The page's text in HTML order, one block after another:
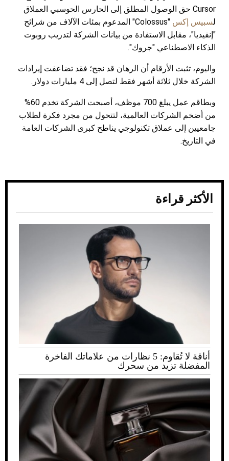
Cursor حق الوصول المطلق إلى الحارس الحوسبي العملاق
لسبيس إكس
"Colossus" المدعوم بمئات الآلاف من شرائح
"إنفيديا"، مقابل الاستفادة من بيانات الشركة لتدريب روبوت
الذكاء الاصطناعي "جروك".
واليوم، تثبت الأرقام أن الرهان قد نجح؛ فقد تضاعفت إيرادات
الشركة خلال ثلاثة أشهر فقط لتصل إلى 4 مليارات دولار.
وبطاقم عمل يبلغ 700 موظف، أصبحت الشركة تخدم 60%
من أضخم الشركات العالمية، لتتحول من مجرد فكرة لطلاب
جامعيين إلى عملاق تكنولوجي يناطح كبرى الشركات العامة
في التاريخ.
الأكثر قراءة
أناقة لا تُقاوم: 5 نظارات من علاماتك الفاخرة
المفضلة تزيد من سحرك